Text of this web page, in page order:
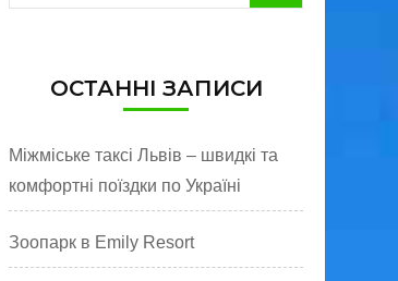
ОСТАННІ ЗАПИСИ
Міжміське таксі Львів – швидкі та
комфортні поїздки по Україні
Зоопарк в Emily Resort